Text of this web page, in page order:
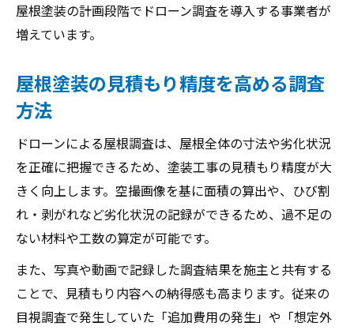
屋根塗装の計画段階でドローン調査を導入する事業者が
増えています。
屋根塗装の見積もり精度を高める調査
方法
ドローンによる屋根調査は、屋根全体の寸法や劣化状況
を正確に把握できるため、塗装工事の見積もり精度が大
きく向上します。空撮画像を基に面積の算出や、ひび割
れ・剥がれなど劣化状況の記録ができるため、過不足の
ない材料や工数の算定が可能です。
また、写真や動画で記録した調査結果を施主と共有する
ことで、見積もり内容への納得感も高まります。従来の
目視調査で発生していた「追加費用の発生」や「想定外